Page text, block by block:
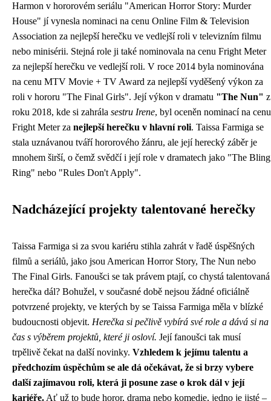
Harmon v hororovém seriálu "American Horror Story: Murder
House" jí vynesla nominaci na cenu Online Film & Television
Association za nejlepší herečku ve vedlejší roli v televizním filmu
nebo minisérii. Stejná role ji také nominovala na cenu Fright Meter
za nejlepší herečku ve vedlejší roli. V roce 2014 byla nominována
na cenu MTV Movie + TV Award za nejlepší vyděšený výkon za
roli v hororu "The Final Girls". Její výkon v dramatu "The Nun" z
roku 2018, kde si zahrála sestru Irene, byl oceněn nominací na cenu
Fright Meter za nejlepší herečku v hlavní roli. Taissa Farmiga se
stala uznávanou tváří hororového žánru, ale její herecký záběr je
mnohem širší, o čemž svědčí i její role v dramatech jako "The Bling
Ring" nebo "Rules Don't Apply".
Nadcházející projekty talentované herečky
Taissa Farmiga si za svou kariéru stihla zahrát v řadě úspěšných
filmů a seriálů, jako jsou American Horror Story, The Nun nebo
The Final Girls. Fanoušci se tak právem ptají, co chystá talentovaná
herečka dál? Bohužel, v současné době nejsou žádné oficiálně
potvrzené projekty, ve kterých by se Taissa Farmiga měla v blízké
budoucnosti objevit. Herečka si pečlivě vybírá své role a dává si na
čas s výběrem projektů, které ji osloví. Její fanoušci tak musí
trpělivě čekat na další novinky. Vzhledem k jejímu talentu a
předchozím úspěchům se ale dá očekávat, že si brzy vybere
další zajímavou roli, která ji posune zase o krok dál v její
kariéře. Ať už to bude horor, drama nebo komedie, jedno je jisté –